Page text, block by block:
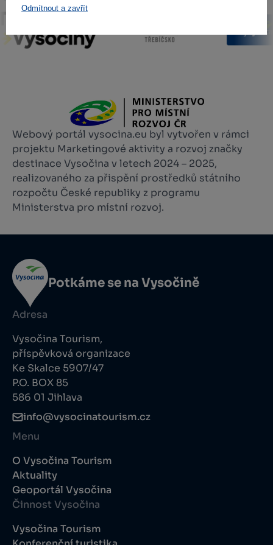
Odmítnout a zavřít
Webový portál vysocina.eu byl vytvořen v rámci
projektu Marketingové aktivity a rozvoj značky
destinace Vysočina v letech 2024 – 2025,
realizovaného za přispění prostředků státního
rozpočtu České republiky z programu
Ministerstva pro místní rozvoj.
Potkáme se na Vysočině
Adresa
Vysočina Tourism,
příspěvková organizace
Ke Skalce 5907/47
P.O. BOX 85
586 01 Jihlava
info@vysocinatourism.cz
Menu
O Vysočina Tourism
Aktuality
Geoportál Vysočina
Činnost Vysočina
Vysočina Tourism